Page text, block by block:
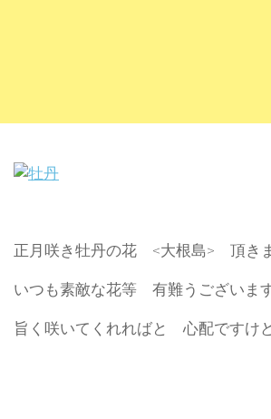
正月咲き牡丹の花 <大根島> 頂き
いつも素敵な花等 有難うございま
旨く咲いてくれればと 心配です